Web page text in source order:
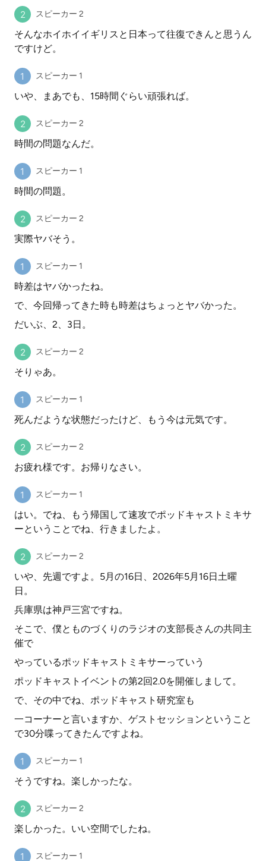
スピーカー 2
そんなホイホイイギリスと日本って往復できんと思うん
ですけど。
スピーカー 1
いや、まあでも、15時間ぐらい頑張れば。
スピーカー 2
時間の問題なんだ。
スピーカー 1
時間の問題。
スピーカー 2
実際ヤバそう。
スピーカー 1
時差はヤバかったね。
で、今回帰ってきた時も時差はちょっとヤバかった。
だいぶ、2、3日。
スピーカー 2
そりゃあ。
スピーカー 1
死んだような状態だったけど、もう今は元気です。
スピーカー 2
お疲れ様です。お帰りなさい。
スピーカー 1
はい。でね、もう帰国して速攻でポッドキャストミキサ
ーということでね、行きましたよ。
スピーカー 2
いや、先週ですよ。5月の16日、2026年5月16日土曜
日。
兵庫県は神戸三宮ですね。
そこで、僕とものづくりのラジオの支部長さんの共同主
催で
やっているポッドキャストミキサーっていう
ポッドキャストイベントの第2回2.0を開催しまして。
で、その中でね、ポッドキャスト研究室も
一コーナーと言いますか、ゲストセッションということ
で30分喋ってきたんですよね。
スピーカー 1
そうですね。楽しかったな。
スピーカー 2
楽しかった。いい空間でしたね。
スピーカー 1